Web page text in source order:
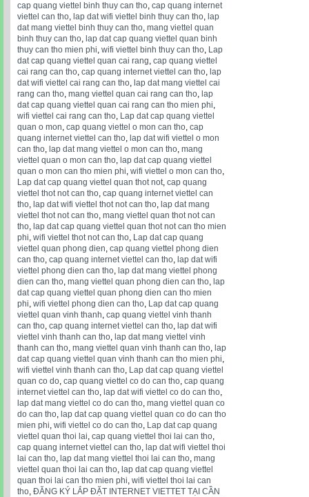
cap quang viettel binh thuy can tho, cap quang internet
viettel can tho, lap dat wifi viettel binh thuy can tho, lap
dat mang viettel binh thuy can tho, mang viettel quan
binh thuy can tho, lap dat cap quang viettel quan binh
thuy can tho mien phi, wifi viettel binh thuy can tho, Lap
dat cap quang viettel quan cai rang, cap quang viettel
cai rang can tho, cap quang internet viettel can tho, lap
dat wifi viettel cai rang can tho, lap dat mang viettel cai
rang can tho, mang viettel quan cai rang can tho, lap
dat cap quang viettel quan cai rang can tho mien phi,
wifi viettel cai rang can tho, Lap dat cap quang viettel
quan o mon, cap quang viettel o mon can tho, cap
quang internet viettel can tho, lap dat wifi viettel o mon
can tho, lap dat mang viettel o mon can tho, mang
viettel quan o mon can tho, lap dat cap quang viettel
quan o mon can tho mien phi, wifi viettel o mon can tho,
Lap dat cap quang viettel quan thot not, cap quang
viettel thot not can tho, cap quang internet viettel can
tho, lap dat wifi viettel thot not can tho, lap dat mang
viettel thot not can tho, mang viettel quan thot not can
tho, lap dat cap quang viettel quan thot not can tho mien
phi, wifi viettel thot not can tho, Lap dat cap quang
viettel quan phong dien, cap quang viettel phong dien
can tho, cap quang internet viettel can tho, lap dat wifi
viettel phong dien can tho, lap dat mang viettel phong
dien can tho, mang viettel quan phong dien can tho, lap
dat cap quang viettel quan phong dien can tho mien
phi, wifi viettel phong dien can tho, Lap dat cap quang
viettel quan vinh thanh, cap quang viettel vinh thanh
can tho, cap quang internet viettel can tho, lap dat wifi
viettel vinh thanh can tho, lap dat mang viettel vinh
thanh can tho, mang viettel quan vinh thanh can tho, lap
dat cap quang viettel quan vinh thanh can tho mien phi,
wifi viettel vinh thanh can tho, Lap dat cap quang viettel
quan co do, cap quang viettel co do can tho, cap quang
internet viettel can tho, lap dat wifi viettel co do can tho,
lap dat mang viettel co do can tho, mang viettel quan co
do can tho, lap dat cap quang viettel quan co do can tho
mien phi, wifi viettel co do can tho, Lap dat cap quang
viettel quan thoi lai, cap quang viettel thoi lai can tho,
cap quang internet viettel can tho, lap dat wifi viettel thoi
lai can tho, lap dat mang viettel thoi lai can tho, mang
viettel quan thoi lai can tho, lap dat cap quang viettel
quan thoi lai can tho mien phi, wifi viettel thoi lai can
tho, ĐĂNG KÝ LẮP ĐẶT INTERNET VIETTET TẠI CẦN